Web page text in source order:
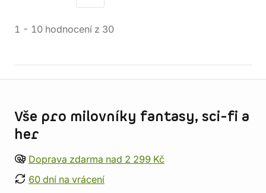
1 - 10 hodnocení z 30
Vše pro milovníky fantasy, sci-fi a
her
Doprava zdarma nad 2 299 Kč
60 dní na vrácení